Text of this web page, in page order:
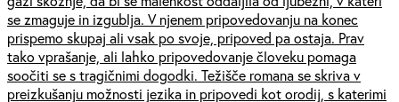
se zmaguje in izgublja. V njenem pripovedovanju na konec
prispemo skupaj ali vsak po svoje, pripoved pa ostaja. Prav
tako vprašanje, ali lahko pripovedovanje človeku pomaga
soočiti se s tragičnimi dogodki. Težišče romana se skriva v
preizkušanju možnosti jezika in pripovedi kot orodij, s katerimi